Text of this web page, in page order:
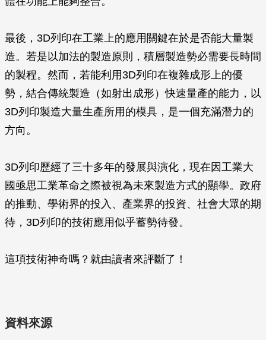
最後，3D列印在工業上的應用關鍵在於是否能大量製
造。若是以加法的製造原則，積層製造勢必需要長時間
的製程。然而，若能利用3D列印在複雜成形上的優
勢，結合傳統製造（如射出成形）快速量產的能力，以
3D列印製造大量生產所用的模具，是一個充滿潛力的
方向。
3D列印歷經了三十多年的發展與演化，現在因工業大
國亟思工業革命之際被視為未來製造方式的顯學。政府
的推動、學術界的投入、產業界的投資、社會大眾的期
待，3D列印的技術應用似乎蓄勢待發。
這項技術神奇嗎？就由讀者來評斷了！
資料來源